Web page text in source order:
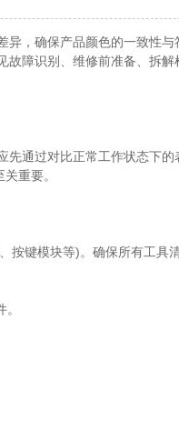
，确保产品颜色的一致性与
故障识别、维修前准备、拆解
通过对比正常工作状态下的
重要。
键模块等)。确保所有工具